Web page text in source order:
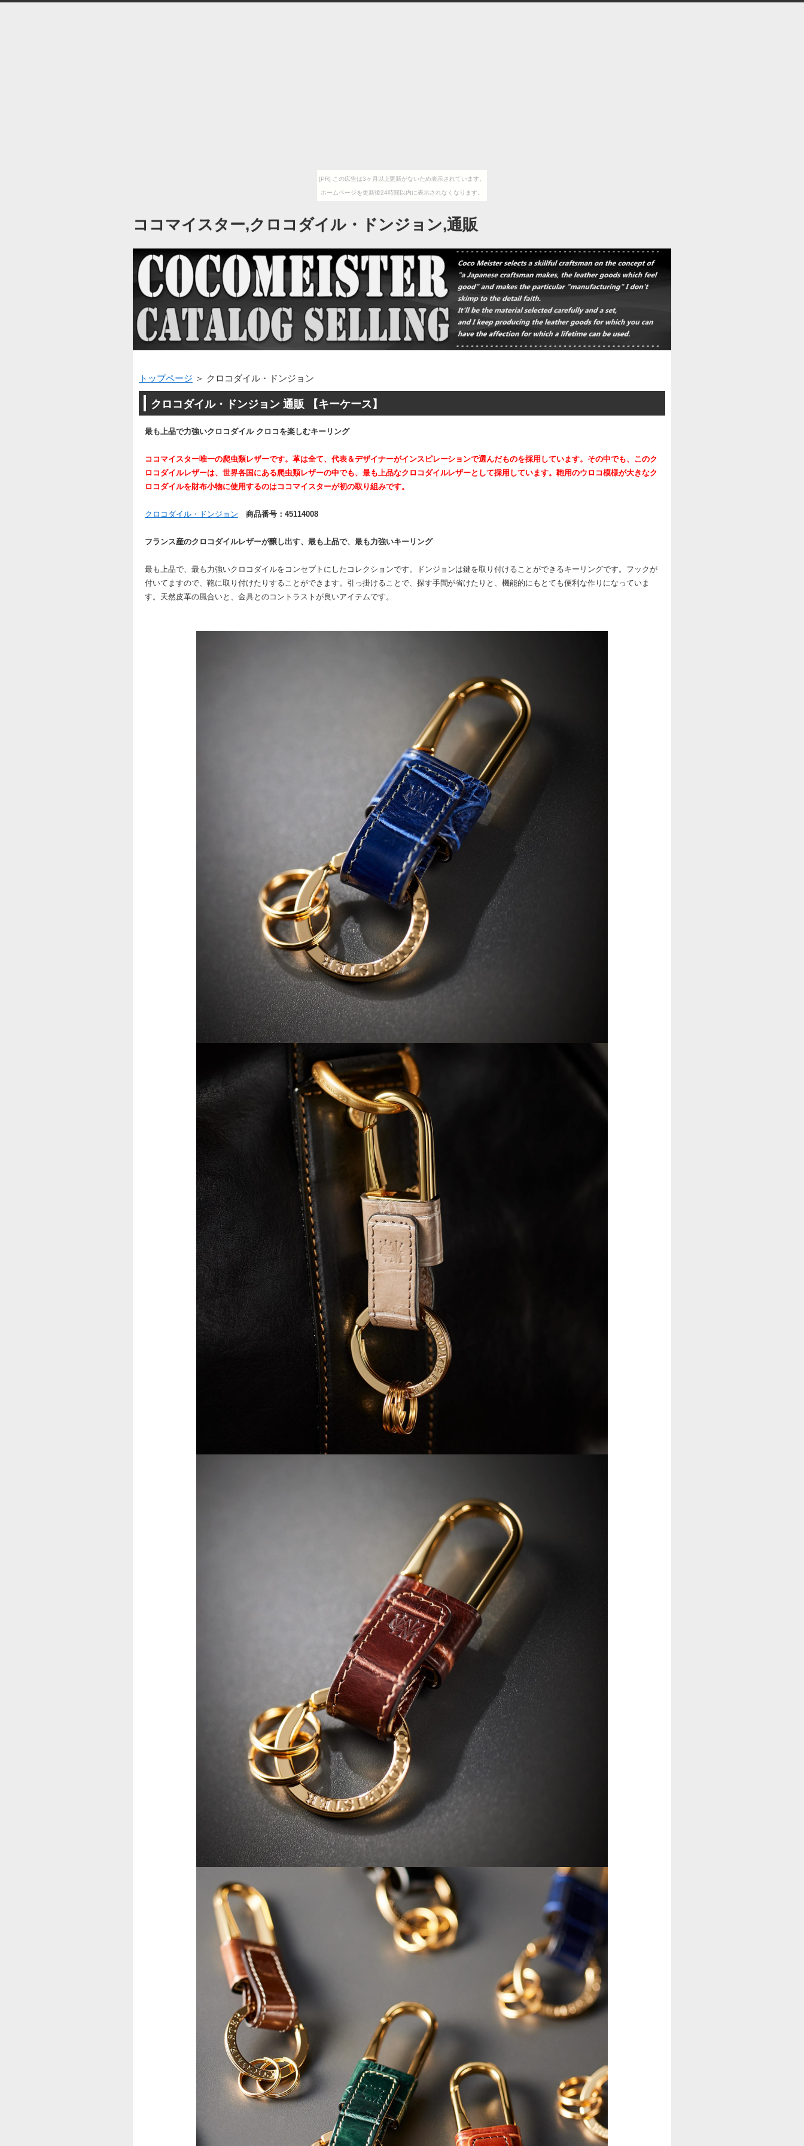
[PR] この広告は3ヶ月以上更新がないため表示されています。
ホームページを更新後24時間以内に表示されなくなります。
ココマイスター,クロコダイル・ドンジョン,通販
トップページ ＞ クロコダイル・ドンジョン
クロコダイル・ドンジョン 通販 【キーケース】
最も上品で力強いクロコダイル クロコを楽しむキーリング
ココマイスター唯一の爬虫類レザーです。革は全て、代表＆デザイナーがインスピレーションで選んだものを採用しています。その中でも、このク
ロコダイルレザーは、世界各国にある爬虫類レザーの中でも、最も上品なクロコダイルレザーとして採用しています。鞄用のウロコ模様が大きなク
ロコダイルを財布小物に使用するのはココマイスターが初の取り組みです。
クロコダイル・ドンジョン 商品番号：45114008
フランス産のクロコダイルレザーが醸し出す、最も上品で、最も力強いキーリング
最も上品で、最も力強いクロコダイルをコンセプトにしたコレクションです。ドンジョンは鍵を取り付けることができるキーリングです。フックが
付いてますので、鞄に取り付けたりすることができます。引っ掛けることで、探す手間が省けたりと、機能的にもとても便利な作りになっていま
す。天然皮革の風合いと、金具とのコントラストが良いアイテムです。